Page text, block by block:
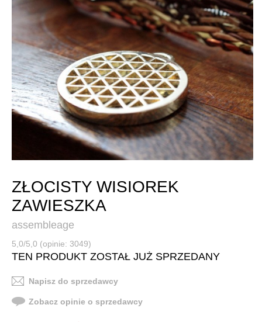
ZŁOCISTY WISIOREK
ZAWIESZKA
assembleage
5,0/5,0 (opinie: 3049)
TEN PRODUKT ZOSTAŁ JUŻ SPRZEDANY
Napisz do sprzedawcy
Zobacz opinie o sprzedawcy